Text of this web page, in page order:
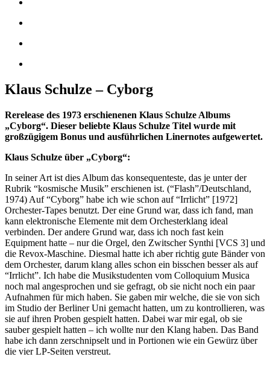
Klaus Schulze – Cyborg
Rerelease des 1973 erschienenen Klaus Schulze Albums
„Cyborg“. Dieser beliebte Klaus Schulze Titel wurde mit
großzügigem Bonus und ausführlichen Linernotes aufgewertet.
Klaus Schulze über „Cyborg“:
In seiner Art ist dies Album das konsequenteste, das je unter der
Rubrik “kosmische Musik” erschienen ist. (“Flash”/Deutschland,
1974) Auf “Cyborg” habe ich wie schon auf “Irrlicht” [1972]
Orchester-Tapes benutzt. Der eine Grund war, dass ich fand, man
kann elektronische Elemente mit dem Orchesterklang ideal
verbinden. Der andere Grund war, dass ich noch fast kein
Equipment hatte – nur die Orgel, den Zwitscher Synthi [VCS 3] und
die Revox-Maschine. Diesmal hatte ich aber richtig gute Bänder von
dem Orchester, darum klang alles schon ein bisschen besser als auf
“Irrlicht”. Ich habe die Musikstudenten vom Colloquium Musica
noch mal angesprochen und sie gefragt, ob sie nicht noch ein paar
Aufnahmen für mich haben. Sie gaben mir welche, die sie von sich
im Studio der Berliner Uni gemacht hatten, um zu kontrollieren, was
sie auf ihren Proben gespielt hatten. Dabei war mir egal, ob sie
sauber gespielt hatten – ich wollte nur den Klang haben. Das Band
habe ich dann zerschnipselt und in Portionen wie ein Gewürz über
die vier LP-Seiten verstreut.